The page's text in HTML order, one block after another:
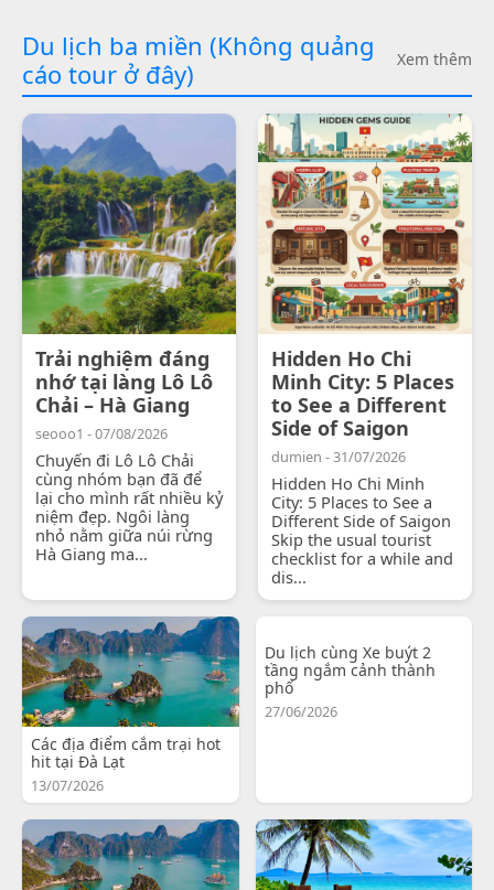
Du lịch ba miền (Không quảng
cáo tour ở đây)
Xem thêm
Trải nghiệm đáng
nhớ tại làng Lô Lô
Chải – Hà Giang
seooo1 - 07/08/2026
Chuyến đi Lô Lô Chải
cùng nhóm bạn đã để
lại cho mình rất nhiều kỷ
niệm đẹp. Ngôi làng
nhỏ nằm giữa núi rừng
Hà Giang ma...
Hidden Ho Chi
Minh City: 5 Places
to See a Different
Side of Saigon
dumien - 31/07/2026
Hidden Ho Chi Minh
City: 5 Places to See a
Different Side of Saigon
Skip the usual tourist
checklist for a while and
dis...
Các địa điểm cắm trại hot
hit tại Đà Lạt
13/07/2026
Du lịch cùng Xe buýt 2
tầng ngắm cảnh thành
phố
27/06/2026